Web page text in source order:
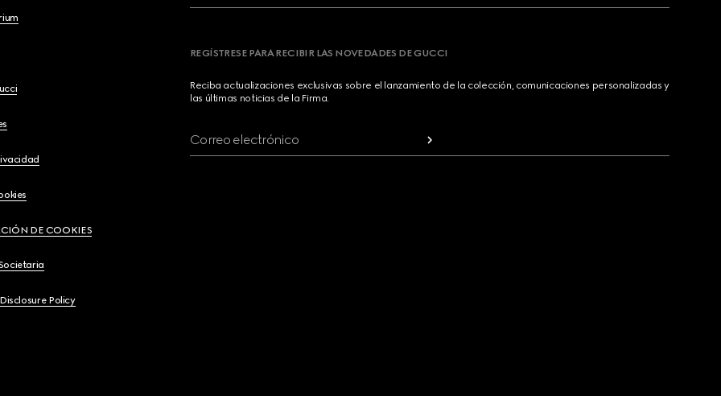
DE COOKIES
Policy
REGÍSTRESE PARA RECIBIR LAS NOVEDADES DE GUCCI
Reciba actualizaciones exclusivas sobre el lanzamiento de la colección, comunicaciones personalizadas y
las últimas noticias de la Firma.
Correo electrónico